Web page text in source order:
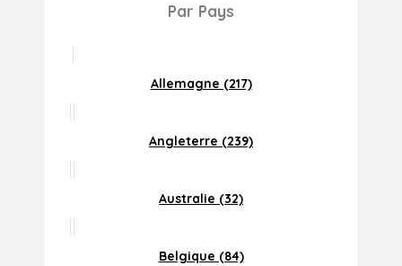
Par Pays
Allemagne (217)
Angleterre (239)
Australie (32)
Belgique (84)